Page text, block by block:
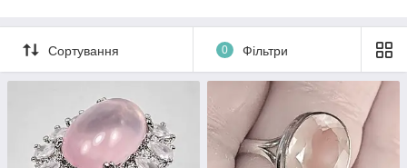
та всій Україні для гармонії й любові.
Сортування 0 Фільтри